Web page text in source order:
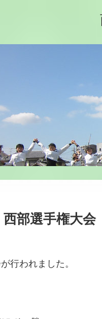
部選手権大会
行われました。